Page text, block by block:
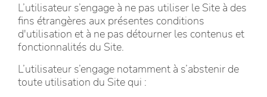
L’utilisateur s’engage à ne pas utiliser le Site à des
fins étrangères aux présentes conditions
d'utilisation et à ne pas détourner les contenus et
fonctionnalités du Site.
L’utilisateur s’engage notamment à s’abstenir de
toute utilisation du Site qui :